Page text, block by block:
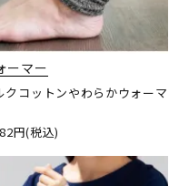
ーマー
クコットンやわらかウォーマ
円(税込)